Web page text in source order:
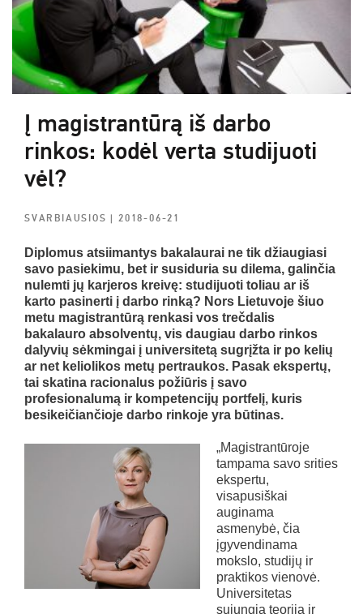
Į magistrantūrą iš darbo
rinkos: kodėl verta studijuoti
vėl?
SVARBIAUSIOS| 2018-06-21
Diplomus atsiimantys bakalaurai ne tik džiaugiasi
savo pasiekimu, bet ir susiduria su dilema, galinčia
nulemti jų karjeros kreivę: studijuoti toliau ar iš
karto pasinerti į darbo rinką? Nors Lietuvoje šiuo
metu magistrantūrą renkasi vos trečdalis
bakalauro absolventų, vis daugiau darbo rinkos
dalyvių sėkmingai į universitetą sugrįžta ir po kelių
ar net keliolikos metų pertraukos. Pasak ekspertų,
tai skatina racionalus požiūris į savo
profesionalumą ir kompetencijų portfelį, kuris
besikeičiančioje darbo rinkoje yra būtinas.
„Magistrantūroje
tampama savo srities
ekspertu,
visapusiškai
auginama
asmenybė, čia
įgyvendinama
mokslo, studijų ir
praktikos vienovė.
Universitetas
sujungia teoriją ir